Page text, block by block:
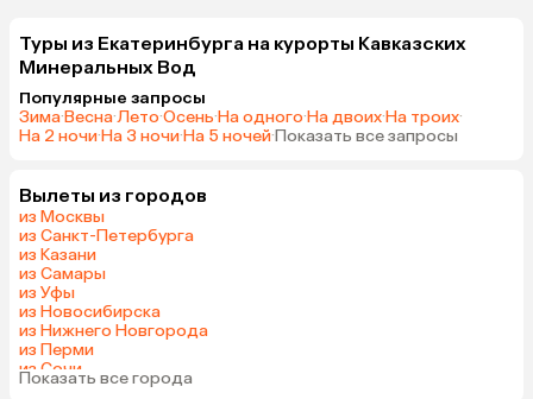
Туры из Екатеринбурга на курорты Кавказских
Минеральных Вод
Популярные запросы
Зима·Весна·Лето·Осень·На одного·На двоих·На троих·
На 2 ночи·На 3 ночи·На 5 ночей·Показать все запросы
Вылеты из городов
из Москвы
из Санкт-Петербурга
из Казани
из Самары
из Уфы
из Новосибирска
из Нижнего Новгорода
из Перми
из Сочи
из Челябинска
Показать все города